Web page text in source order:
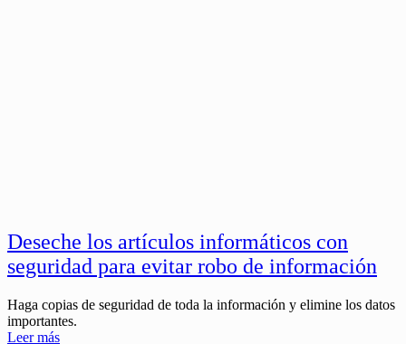
Deseche los artículos informáticos con
seguridad para evitar robo de información
Haga copias de seguridad de toda la información y elimine los datos
importantes.
Leer más